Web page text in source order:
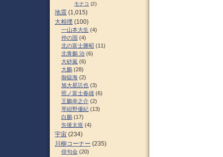
モナコ (2)
地震 (1,015)
大相撲 (100)
一山本大生 (4)
仲の国 (4)
北の富士勝昭 (11)
北青鵬 治 (6)
大砂嵐 (6)
大鵬 (28)
御嶽海 (2)
旭大星託也 (3)
照ノ富士春雄 (6)
王鵬幸之介 (2)
琴紺野優紀 (13)
白鵬 (17)
矢後太規 (4)
宇宙 (234)
川柳コーナー (235)
俳句会 (20)